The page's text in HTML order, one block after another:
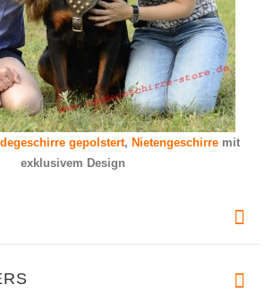
gepolstert, Nietengeschirre mit
exklusivem Design